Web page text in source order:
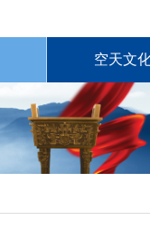
空天文